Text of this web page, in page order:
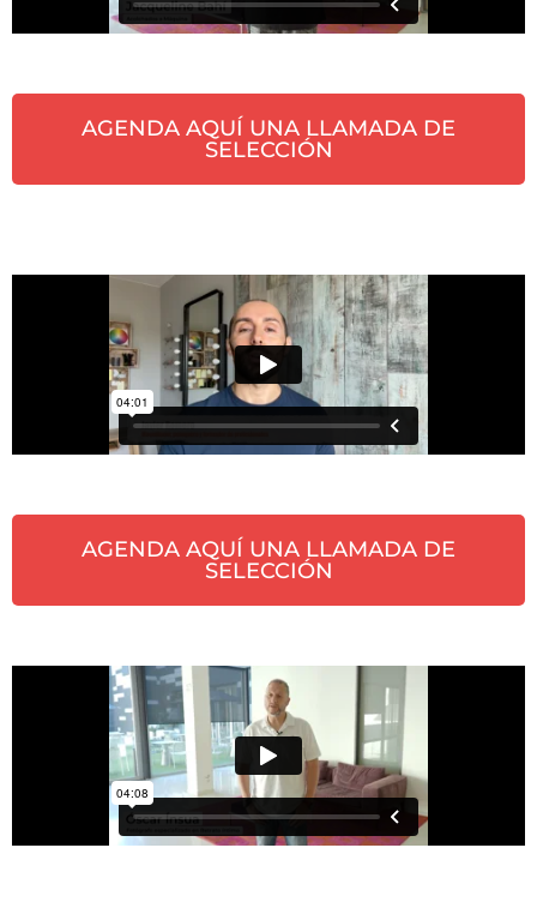
AGENDA AQUÍ UNA LLAMADA DE
SELECCIÓN
AGENDA AQUÍ UNA LLAMADA DE
SELECCIÓN